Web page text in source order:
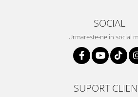
SOCIAL
Urmareste-ne in social
SUPORT